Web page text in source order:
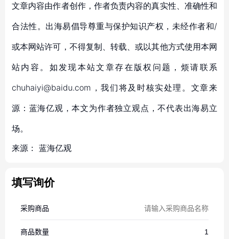
文章内容由作者创作，作者负责内容的真实性、准确性和
合法性。出海易倡导尊重与保护知识产权，未经作者和/
或本网站许可，不得复制、转载、或以其他方式使用本网
站内容。如发现本站文章存在版权问题，烦请联系
chuhaiyi@baidu.com，我们将及时核实处理。文章来
源：蓝海亿观，本文为作者独立观点，不代表出海易立
场。
来源： 蓝海亿观
填写询价